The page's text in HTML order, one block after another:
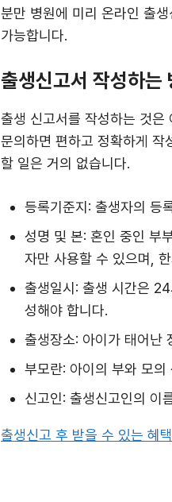
분만 병원에 미리 온라인 출
가능합니다.
출생신고서 작성하는
출생 신고서를 작성하는 것은
문의하면 편하고 정확하게 작
할 일은 거의 없습니다.
등록기준지: 출생자의 등
성명 및 본: 혼인 중인 부
자만 사용할 수 있으며,
출생일시: 출생 시간은
성해야 합니다.
출생장소: 아이가 태어난
부모란: 아이의 부와 모
신고인: 출생신고인의 이
출생신고 후 받을 수 있는 혜